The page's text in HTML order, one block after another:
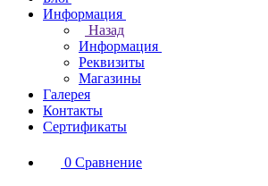
Информация
Назад
Информация
Реквизиты
Магазины
Галерея
Контакты
Сертификаты
0 Сравнение